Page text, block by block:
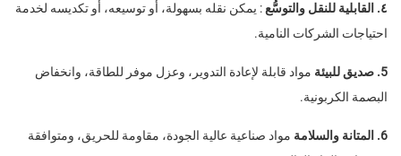
٤. القابلية للنقل والتوسُّع
: يمكن نقله بسهولة، أو توسيعه، أو تكديسه لخدمة
احتياجات الشركات النامية.
5. صديق للبيئة
مواد قابلة لإعادة التدوير، وعزل موفر للطاقة، وانخفاض
البصمة الكربونية.
6. المتانة والسلامة
مواد صناعية عالية الجودة، مقاومة للحريق، ومتوافقة